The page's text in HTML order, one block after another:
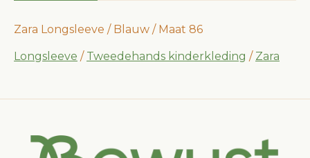
Zara Longsleeve / Blauw / Maat 86
Longsleeve / Tweedehands kinderkleding / Zara